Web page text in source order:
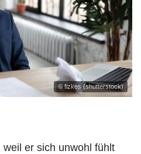
© fizkes (shutterstock)
er sich unwohl fühlt